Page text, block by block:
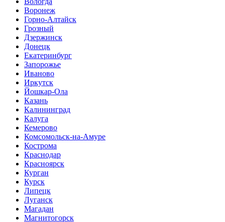
Воронеж
Горно-Алтайск
Грозный
Дзержинск
Донецк
Екатеринбург
Запорожье
Иваново
Иркутск
Йошкар-Ола
Казань
Калининград
Калуга
Кемерово
Комсомольск-на-Амуре
Кострома
Краснодар
Красноярск
Курган
Курск
Липецк
Луганск
Магадан
Магнитогорск